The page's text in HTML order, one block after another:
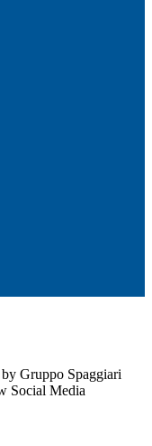
Gruppo Spaggiari
Social Media